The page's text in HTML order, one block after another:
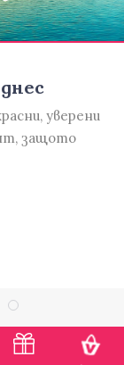
уверени
защото